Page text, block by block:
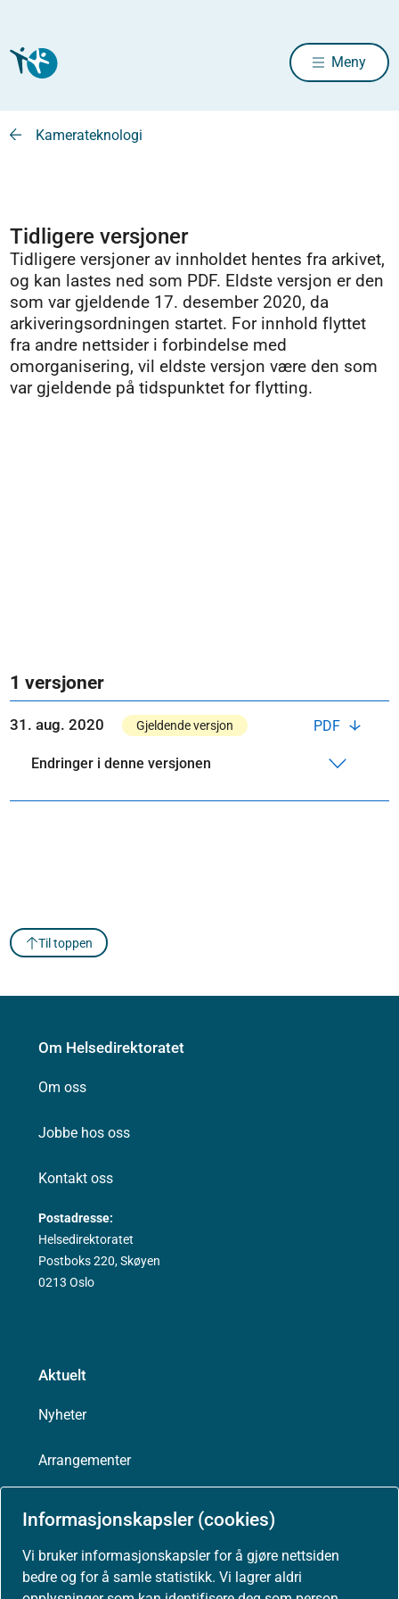
Informasjonskapsler (cookies)
Vi bruker informasjonskapsler for å gjøre nettsiden
bedre og for å samle statistikk. Vi lagrer aldri
Meny
Kamerateknologi
Tidligere versjoner
Tidligere versjoner av innholdet hentes fra arkivet,
og kan lastes ned som PDF. Eldste versjon er den
som var gjeldende 17. desember 2020, da
arkiveringsordningen startet. For innhold flyttet
fra andre nettsider i forbindelse med
omorganisering, vil eldste versjon være den som
var gjeldende på tidspunktet for flytting.
1 versjoner
PDF
31. aug. 2020 Gjeldende versjon
Endringer i denne versjonen
Til toppen
Om Helsedirektoratet
Om oss
Jobbe hos oss
Kontakt oss
Postadresse:
Helsedirektoratet
Postboks 220, Skøyen
0213 Oslo
Aktuelt
Nyheter
Arrangementer
Presse